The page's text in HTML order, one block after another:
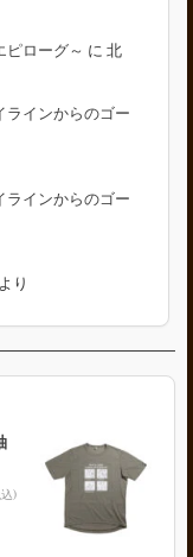
ローグ～ に北
ラインからのゴー
ラインからのゴー
より
)